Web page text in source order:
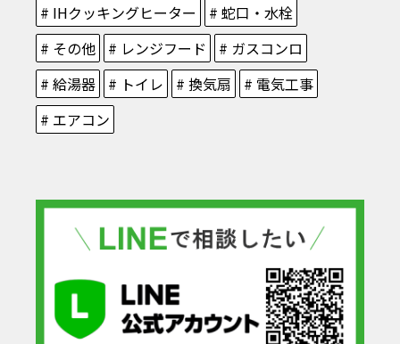
# IHクッキングヒーター
# 蛇口・水栓
# その他
# レンジフード
# ガスコンロ
# 給湯器
# トイレ # 換気扇
# 電気工事
# エアコン